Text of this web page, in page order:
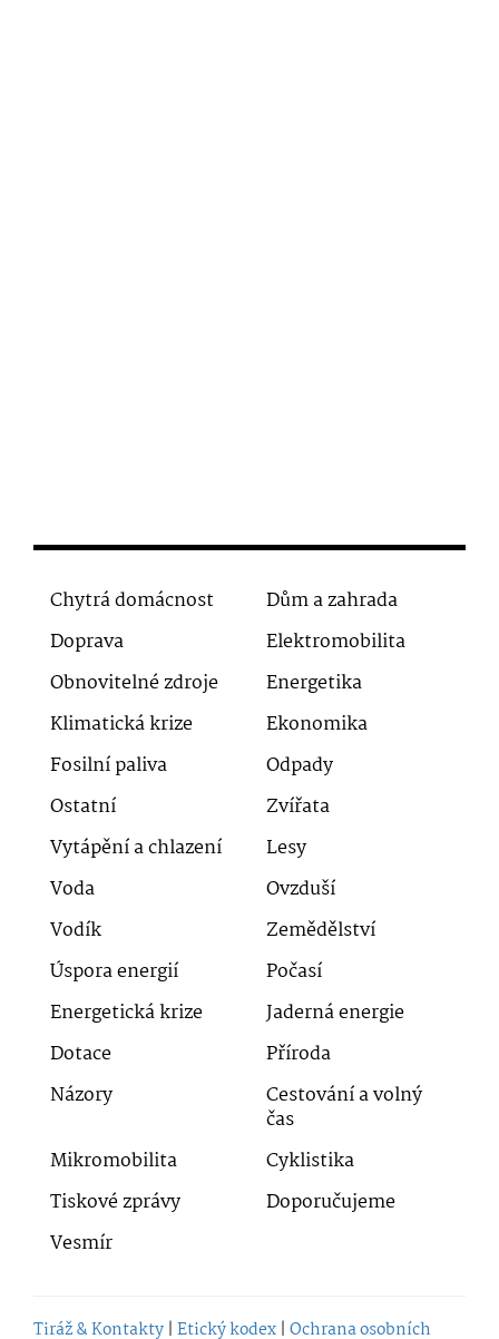
Chytrá domácnost
Dům a zahrada
Doprava
Elektromobilita
Obnovitelné zdroje
Energetika
Klimatická krize
Ekonomika
Fosilní paliva
Odpady
Ostatní
Zvířata
Vytápění a chlazení
Lesy
Voda
Ovzduší
Vodík
Zemědělství
Úspora energií
Počasí
Energetická krize
Jaderná energie
Dotace
Příroda
Názory
Cestování a volný
čas
Mikromobilita
Cyklistika
Tiskové zprávy
Doporučujeme
Vesmír
Tiráž & Kontakty | Etický kodex | Ochrana osobních